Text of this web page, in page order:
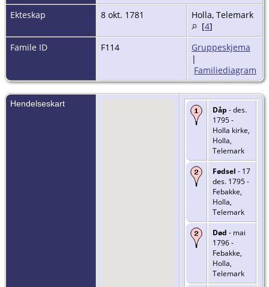
Ekteskap
8 okt. 1781
Holla, Telemark
[4]
Famile ID
F114
Gruppeskjema
|
Familiediagram
Hendelseskart
Dåp - des.
1795 -
Holla kirke,
Holla,
Telemark
Fødsel - 17
des. 1795 -
Febakke,
Holla,
Telemark
Død - mai
1796 -
Febakke,
Holla,
Telemark